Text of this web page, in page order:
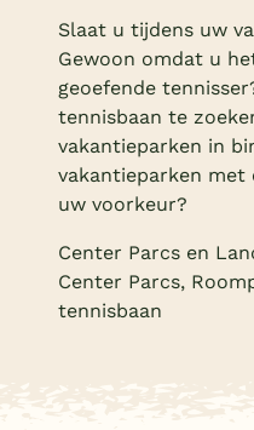
Slaat u tijdens uw
Gewoon omdat u
geoefende
tennisbaan te
vakantieparken in
vakantieparken met
uw voorkeur?
Center Parcs en
Center Parcs,
tennisbaan